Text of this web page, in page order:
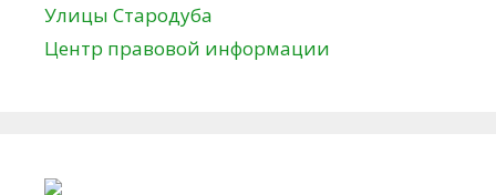
Улицы Стародуба
Центр правовой информации